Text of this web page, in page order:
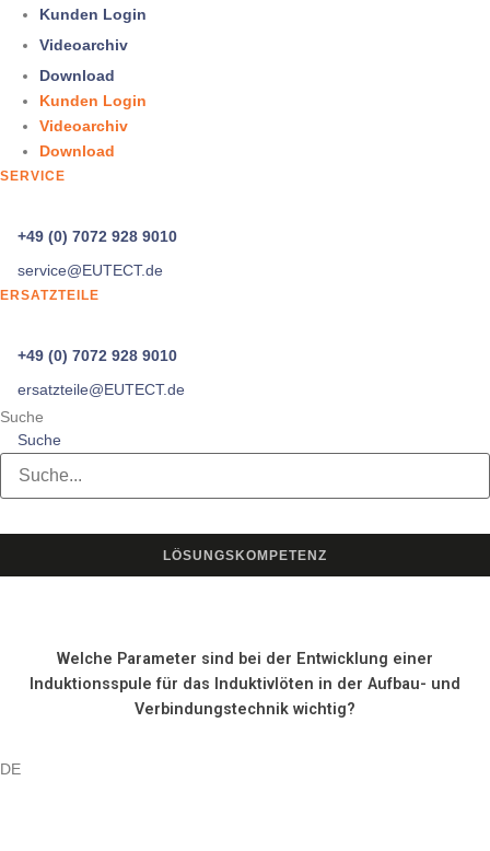
Kunden Login
Videoarchiv
Download
Kunden Login
Videoarchiv
Download
SERVICE
+49 (0) 7072 928 9010
service@EUTECT.de
ERSATZTEILE
+49 (0) 7072 928 9010
ersatzteile@EUTECT.de
Suche
Suche
LÖSUNGSKOMPETENZ
Welche Parameter sind bei der Entwicklung einer
Induktionsspule für das Induktivlöten in der Aufbau- und
Verbindungstechnik wichtig?
DE